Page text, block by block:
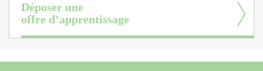
Déposer une
offre d’apprentissage